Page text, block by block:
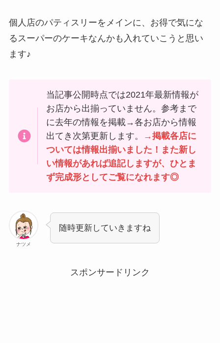
個人店のパティスリーをメインに、お得で気にな
るスーパーのケーキなんかも入れていこうと思い
ます♪
当記事公開時点では2021年最新情報が
お店から出揃っていません。参考まで
に去年の情報を掲載→各お店から情報
出てき次第更新します。
→掲載各店に
ついては情報出揃いました！また新し
い情報があれば追記しますが、ひとま
ず完成形としてご覧になれます◎
ナツメ
随時更新していきますね
スポンサードリンク